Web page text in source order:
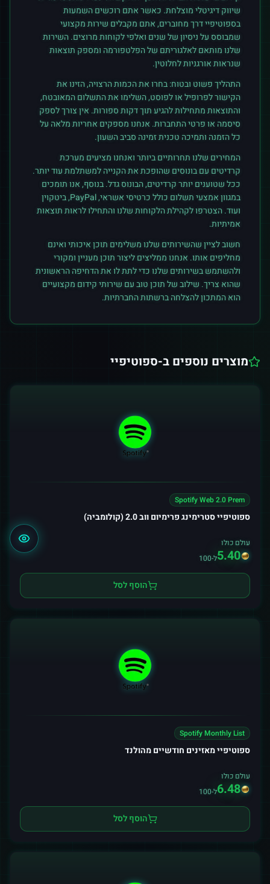
שיווק דיגיטלי מוצלחת. כאשר אתם רוכשיםהשמעות
בספוטיפיידרך מחוברים, אתם מקבלים שירות מקצועי
שמבוסס על ניסיון של שנים ואלפי לקוחות מרוצים. השירות
שלנו מותאם לאלגוריתם של הפלטפורמה ומספק תוצאות
שנראות אורגניות לחלוטין.
התהליך פשוט ובטוח: בחרו את הכמות הרצויה, הזינו את
הקישור לפרופיל או לפוסט, השלימו את התשלום המאובטח,
והתוצאות מתחילות להגיע תוך דקות ספורות. אין צורך לספק
סיסמה או פרטי התחברות. אנחנו מספקים אחריות מלאה על
כל הזמנה ותמיכה טכנית זמינה סביב השעון.
המחירים שלנו תחרותיים ביותר ואנחנו מציעים מערכת
קרדיטים עם בונוסים שהופכת את הקנייה למשתלמת עוד יותר.
ככל שטוענים יותר קרדיטים, הבונוס גדל. בנוסף, אנו תומכים
במגוון אמצעי תשלום כולל כרטיסי אשראי, PayPal, ביטקוין
ועוד. הצטרפו לקהילת הלקוחות שלנו והתחילו לראות תוצאות
אמיתיות.
חשוב לציין שהשירותים שלנו משלימים תוכן איכותי ואינם
מחליפים אותו. אנחנו ממליצים ליצור תוכן מעניין ומקורי
ולהשתמש בשירותים שלנו כדי לתת לו את הדחיפה הראשונית
שהוא צריך. שילוב של תוכן טוב עם שירותי קידום מקצועיים
הוא המתכון להצלחה ברשתות החברתיות.
מוצרים נוספים ב-ספוטיפיי
Spotify Web 2.0 Prem
ספוטיפיי סטרימינג פרימיום ווב 2.0 (קולומביה)
עולם כולו
5.40ל-100
הוסף לסל
Spotify Monthly List
ספוטיפיי מאזינים חודשיים מהולנד
עולם כולו
6.48ל-100
הוסף לסל